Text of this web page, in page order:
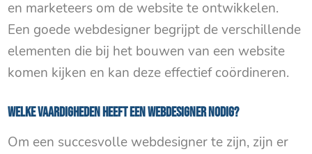
en marketeers om de website te ontwikkelen.
Een goede webdesigner begrijpt de verschillende
elementen die bij het bouwen van een website
komen kijken en kan deze effectief coördineren.
Welke vaardigheden heeft een webdesigner nodig?
Om een succesvolle webdesigner te zijn, zijn er